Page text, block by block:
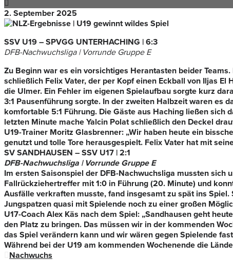
2. September 2025
SSV U19 – SPVGG UNTERHACHING | 6:3
DFB-Nachwuchsliga | Vorrunde Gruppe E
Zu Beginn war es ein vorsichtiges Herantasten beider
schließlich Felix Vater, der per Kopf einen Eckball von Iljas
die Ulmer. Ein Fehler im eigenen Spielaufbau sorgte kurz
3:1 Pausenführung sorgte. In der zweiten Halbzeit waren es
komfortable 5:1 Führung. Die Gäste aus Haching ließen
letzten Minute mache Yalcin Polat schließlich den Deckel
U19-Trainer Moritz Glasbrenner: „Wir haben heute ein
genutzt und tolle Tore herausgespielt. Felix Vater hat mit
SV SANDHAUSEN – SSV U17 | 2:1
DFB-Nachwuchsliga | Vorrunde Gruppe E
Im ersten Saisonspiel der DFB-Nachwuchsliga mussten sich
Fallrückziehertreffer mit 1:0 in Führung (20. Minute) und
Ausfälle verkraften musste, fand insgesamt zu spät ins
Jungspatzen quasi mit Spielende noch zu einer großen
U17-Coach Alex Käs nach dem Spiel: „Sandhausen geht
den Platz zu bringen. Das müssen wir in der kommenden
das Spiel verändern kann und wir wären gegen Spielende
Während bei der U19 am kommenden Wochenende die
Nachwuchs